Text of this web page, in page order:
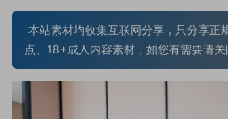
本站素材均收集互联网分享，只分享正
点、18+成人内容素材，如您有需要请关